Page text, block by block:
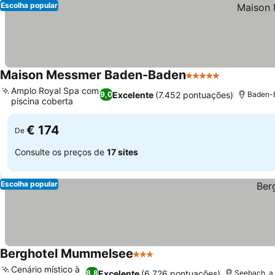
Escolha popular
Maison Messmer Baden-Baden5 Estrelas
9,0Excelente (7.452 pontuações)
Amplo Royal Spa com
piscina coberta
Baden-
De € 174
Consulte os preços de 17 sites
Escolha popular
Berghotel Mummelsee3 Estrelas
8,8
Cenário místico à
Seebach,